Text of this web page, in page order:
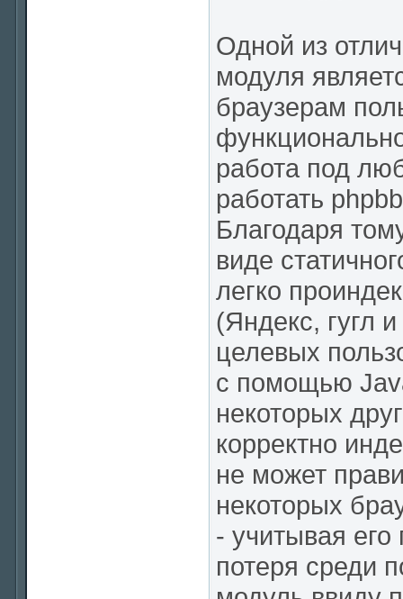
Одной из
модуля
браузерам
работа под
работать
Благодаря
виде
легко
(Яндекс, гугл
целевых
с помощью
некоторых
корректно
не может
некоторых
- учитывая
потеря среди